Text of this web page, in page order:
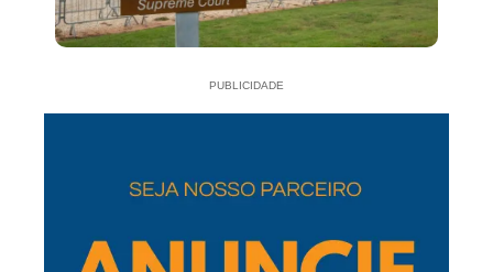
PUBLICIDADE